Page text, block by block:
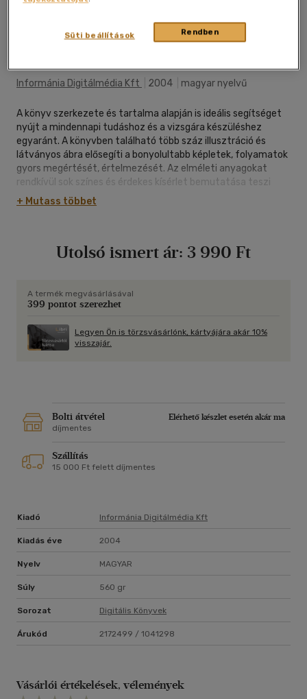
Kívánságlistához adom
Informánia Digitálmédia Kft 2004 magyar nyelvű
A könyv szerkezete és tartalma alapján is ideális segítséget
nyújt a mindennapi tudáshoz és a vizsgára készüléshez
egyaránt. A könyvben található több száz illusztráció és
látványos ábra elősegíti a bonyolultabb képletek, folyamatok
gyors megértését, értelmezését. Az elméleti anyagokat
rendkívül sok színes és érdekes kísérlet bemutatása teszi
élvezetessé. A könyvben megtalálhatóak a mechanika és
általános fizika, a hőtan, a hullámok, az elektromosság és
keresztül bemutatva.
+ Mutass többet
Utolsó ismert ár: 3 990 Ft
A termék megvásárlásával
399 pontot szerezhet
Legyen Ön is törzsvásárlónk, kártyájára akár 10%
visszajár.
Bolti átvétel
Elérhető készlet esetén akár ma
díjmentes
Szállítás
15 000 Ft felett díjmentes
Kiadó Informánia Digitálmédia Kft
Kiadás éve 2004
Nyelv MAGYAR
Súly 560 gr
Sorozat Digitális Könyvek
Árukód 2172499 / 1041298
Vásárlói értékelések, vélemények
Rendben
Süti beállítások